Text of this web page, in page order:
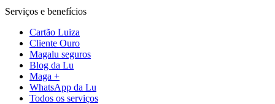
Serviços e benefícios
Cartão Luiza
Cliente Ouro
Magalu seguros
Blog da Lu
Maga +
WhatsApp da Lu
Todos os serviços